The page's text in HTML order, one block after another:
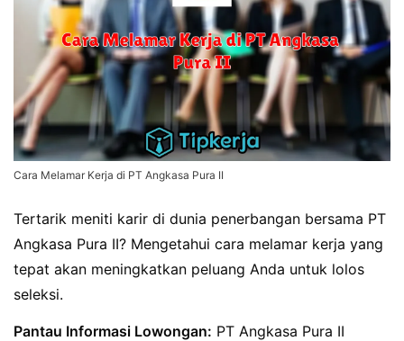
Cara Melamar Kerja di PT Angkasa Pura II
Tertarik meniti karir di dunia penerbangan bersama PT
Angkasa Pura II? Mengetahui cara melamar kerja yang
tepat akan meningkatkan peluang Anda untuk lolos
seleksi.
Pantau Informasi Lowongan: PT Angkasa Pura II